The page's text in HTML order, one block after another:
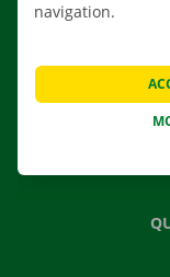
navigation.